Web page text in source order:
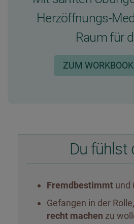
Herzöffnungs-
Raum für
ZUM
Du fühlst
Fremdbestimmt und
Gefangen in der Rolle,
recht machen zu